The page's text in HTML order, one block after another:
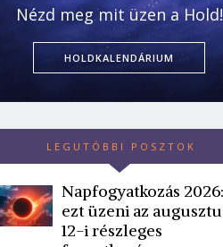
Nézd meg mit üzen a Hold!
HOLDKALENDÁRIUM
LEGUTÓBBI POSZTOK
Napfogyatkozás 2026:
ezt üzeni az
12-i részleges